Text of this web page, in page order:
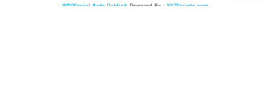
WP2Social Auto Publish Powered By : XYZScripts.com